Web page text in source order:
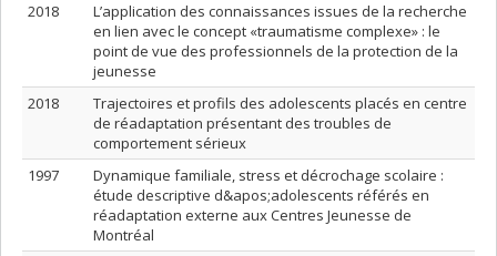
2018
L’application des connaissances issues de la recherche
en lien avec le concept «traumatisme complexe» : le
point de vue des professionnels de la protection de la
jeunesse
2018
Trajectoires et profils des adolescents placés en centre
de réadaptation présentant des troubles de
comportement sérieux
1997
Dynamique familiale, stress et décrochage scolaire :
étude descriptive d&apos;adolescents référés en
réadaptation externe aux Centres Jeunesse de
Montréal